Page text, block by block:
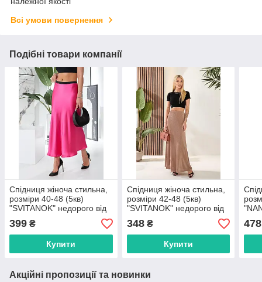
Всі умови повернення
Подібні товари компанії
Спідниця жіноча стильна,
розміри 40-48 (5кв)
"SVITANOK" недорого від
прямого постачальника
399 ₴
Купити
Спідниця жіноча стильна,
розміри 42-48 (5кв)
"SVITANOK" недорого від
прямого постачальника
348₴
Купити
478
Акційні пропозиції та новинки